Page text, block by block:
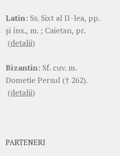
Latin: Ss. Sixt al II-lea, pp.
şi îns., m. ; Caietan, pr.
(detalii)
Bizantin: Sf. cuv. m.
Dometie Persul († 262).
(detalii)
PARTENERI